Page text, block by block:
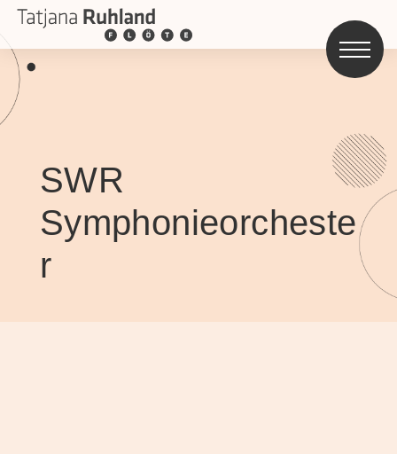
SWR
Symphonieorcheste
r